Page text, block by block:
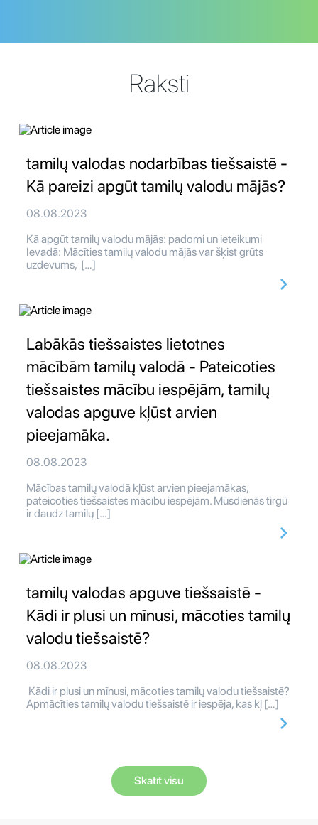
Raksti
tamilų valodas nodarbības tiešsaistē -
Kā pareizi apgūt tamilų valodu mājās?
08.08.2023
Kā apgūt tamilų valodu mājās: padomi un ieteikumi
Ievadā: Mācīties tamilų valodu mājās var šķist grūts
uzdevums, […]
Labākās tiešsaistes lietotnes
mācībām tamilų valodā - Pateicoties
tiešsaistes mācību iespējām, tamilų
valodas apguve kļūst arvien
pieejamāka.
08.08.2023
Mācības tamilų valodā kļūst arvien pieejamākas,
pateicoties tiešsaistes mācību iespējām. Mūsdienās tirgū
ir daudz tamilų […]
tamilų valodas apguve tiešsaistē -
Kādi ir plusi un mīnusi, mācoties tamilų
valodu tiešsaistē?
08.08.2023
Kādi ir plusi un mīnusi, mācoties tamilų valodu tiešsaistē?
Apmācīties tamilų valodu tiešsaistē ir iespēja, kas kļ […]
Skatīt visu